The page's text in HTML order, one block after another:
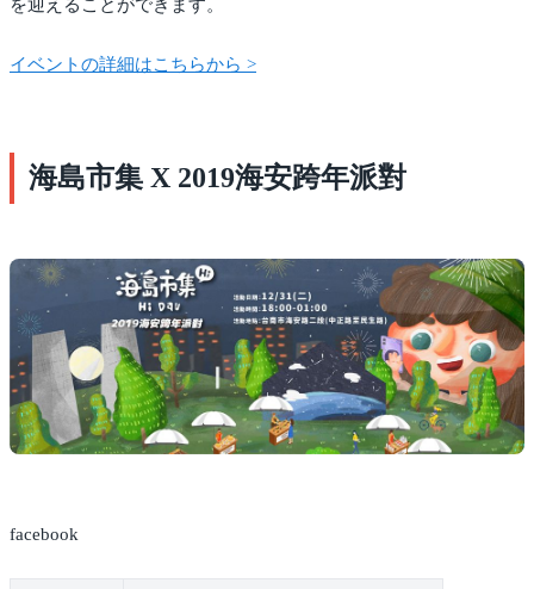
を迎えることができます。
イベントの詳細はこちらから >
海島市集 X 2019海安跨年派對
facebook